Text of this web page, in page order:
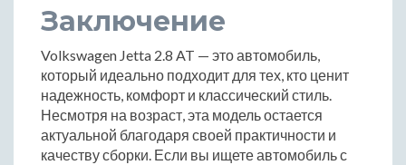
Заключение
Volkswagen Jetta 2.8 AT — это автомобиль,
который идеально подходит для тех, кто ценит
надежность, комфорт и классический стиль.
Несмотря на возраст, эта модель остается
актуальной благодаря своей практичности и
качеству сборки. Если вы ищете автомобиль с